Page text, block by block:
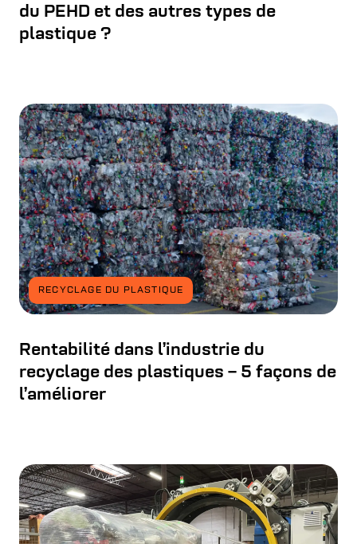
du PEHD et des autres types de
plastique ?
RECYCLAGE DU PLASTIQUE
Rentabilité dans l’industrie du
recyclage des plastiques – 5 façons de
l’améliorer